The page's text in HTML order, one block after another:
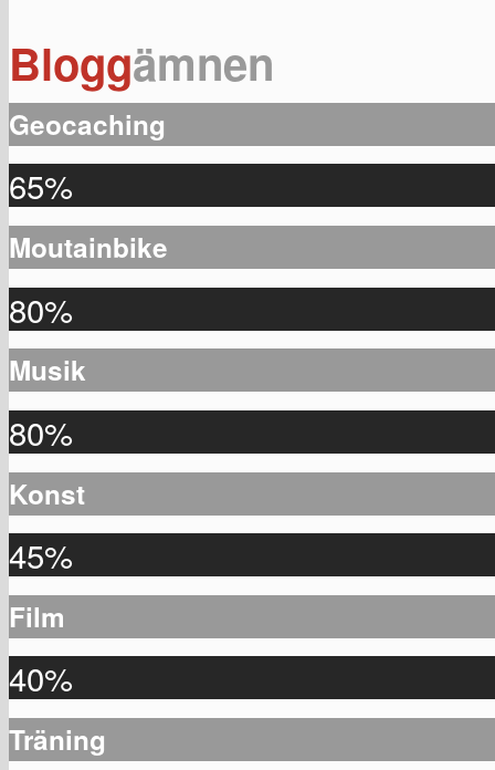
Bloggämnen
Geocaching
65%
Moutainbike
80%
Musik
80%
Konst
45%
Film
40%
Träning